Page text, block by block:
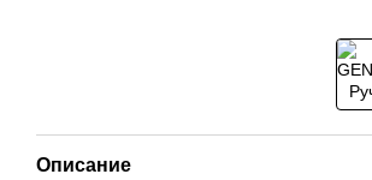
Описание